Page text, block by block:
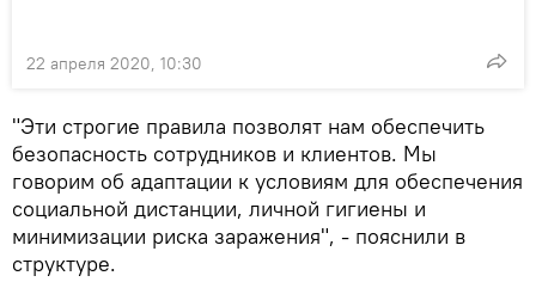
22 апреля 2020, 10:30
"Эти строгие правила позволят нам обеспечить
безопасность сотрудников и клиентов. Мы
говорим об адаптации к условиям для обеспечения
социальной дистанции, личной гигиены и
минимизации риска заражения", - пояснили в
структуре.